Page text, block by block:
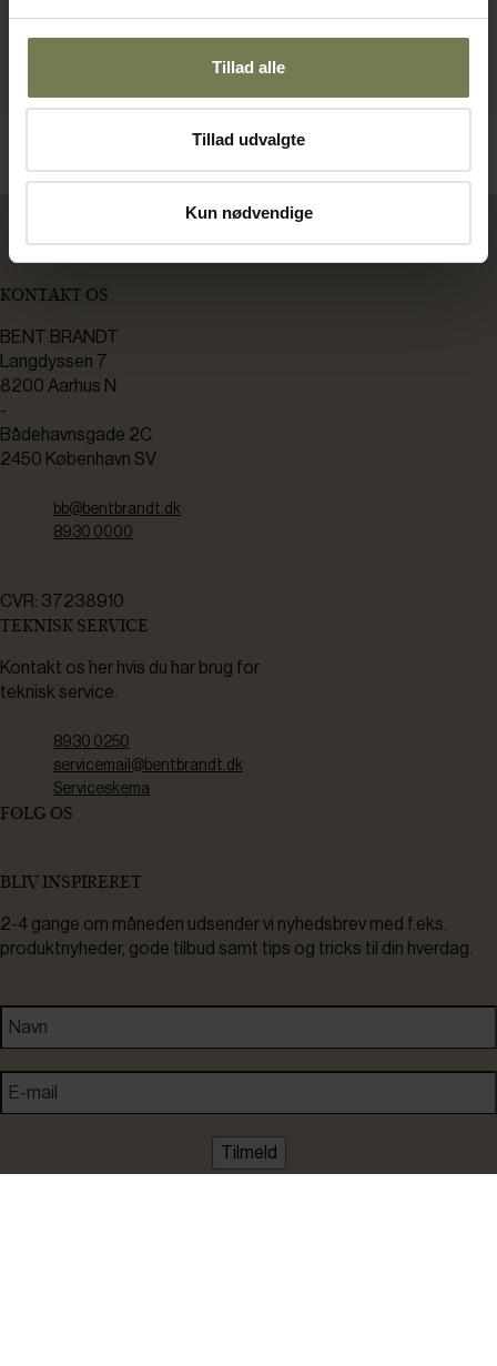
Tillad alle
Tillad udvalgte
Kun nødvendige
KONTAKT OS
BENT BRANDT
Langdyssen 7
8200 Aarhus N
-
Bådehavnsgade 2C
2450 København SV
bb@bentbrandt.dk
8930 0000
CVR: 37238910
TEKNISK SERVICE
Kontakt os her hvis du har brug for
teknisk service.
8930 0250
servicemail@bentbrandt.dk
Serviceskema
FØLG OS
BLIV INSPIRERET
2-4 gange om måneden udsender vi nyhedsbrev med f.eks.
produktnyheder, gode tilbud samt tips og tricks til din hverdag.
Tilmeld